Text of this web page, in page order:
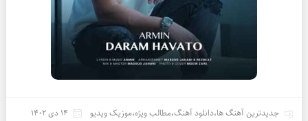
جدیدترین آهنگ ها،دانلود آهنگ،مطالب ویژه،موزیک ویدیو
14 دی 1402